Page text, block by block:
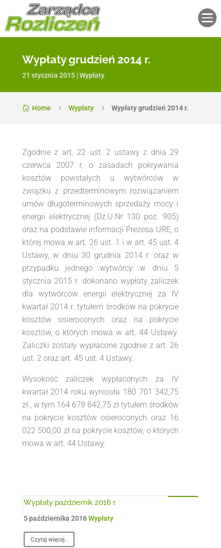

Wypłaty grudzień 2014 r.
21 stycznia 2015|Wypłaty
 Home 5 Wypłaty 5 Wypłaty grudzień 2014 r.
Zgodnie z art. 22 ust. 2 ustawy z dnia 29
czerwca 2007 r. o zasadach pokrywania
kosztów powstałych u wytwórców w
związku z przedterminowym rozwiązaniem
umów długoterminowych sprzedaży mocy i
energii elektrycznej (Dz.U.Nr 130 poz. 905)
oraz na podstawie informacji Prezesa URE, o
której mowa w art. 26 ust. 1 i w art. 45 ust. 4
Ustawy, w dniu 30 grudnia 2014 r. oraz w
przypadku jednego wytwórcy w dniu 5
stycznia 2015 r. dokonano wypłaty zaliczek
dla wytwórców energii elektrycznej za IV
kwartał 2014 r. tytułem środków na pokrycie
kosztów osieroconych oraz na pokrycie
kosztów, o których mowa w art. 44 Ustawy.
Zaliczki zostały wypłacone zgodnie z art. 26
ust. 2 oraz art. 45 ust. 4 Ustawy.
Wysokość zaliczek wypłaconych za IV
kwartał 2014 roku wyniosła 180 701 342,75
zł., w tym 164 678 842,75 zł tytułem środków
na pokrycie kosztów osieroconych oraz 16
022 500,00 zł na pokrycie kosztów, o których
mowa w art. 44 Ustawy.
Wypłaty październik 2016 r.
5 października 2016 Wypłaty
Czytaj więcej..